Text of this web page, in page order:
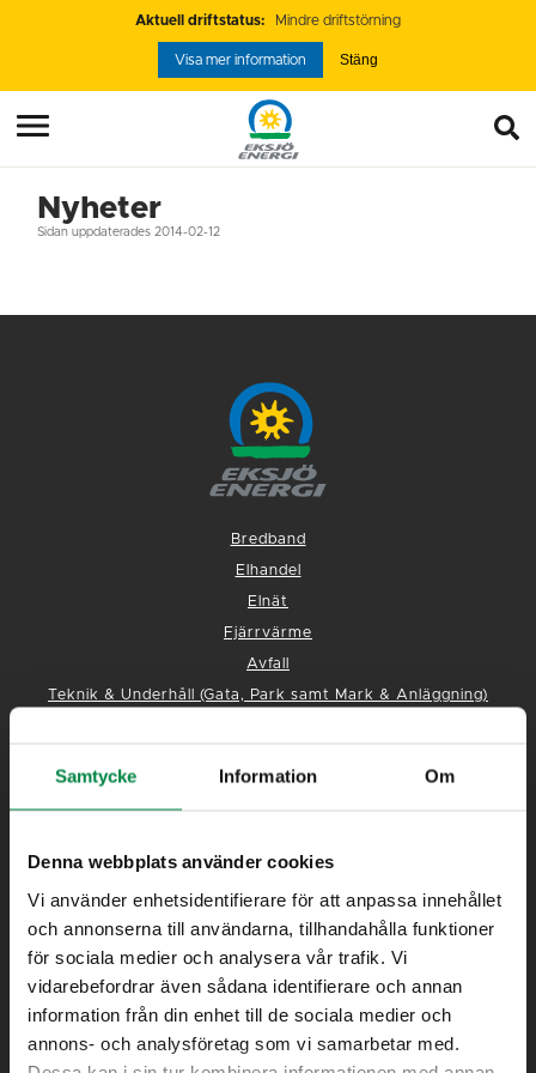
Samtycke Information Om
Denna webbplats använder cookies
Vi använder enhetsidentifierare för att anpassa innehållet
och annonserna till användarna, tillhandahålla funktioner
för sociala medier och analysera vår trafik. Vi
vidarebefordrar även sådana identifierare och annan
information från din enhet till de sociala medier och
annons- och analysföretag som vi samarbetar med.
Aktuell driftstatus: Mindre driftstörning
Visa mer information Stäng
Nyheter
Sidan uppdaterades 2014-02-12
Bredband
Elhandel
Elnät
Fjärrvärme
Avfall
Teknik & Underhåll (Gata, Park samt Mark & Anläggning)
Eksjö Energi AB
575 80 Eksjö
Besöksadress: Telegatan 8
Måndag – Torsdag: 08.00 – 16.00
Fredag : 08.00 – 14.30